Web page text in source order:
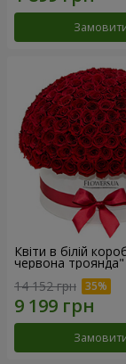
Квіти в білій
червона троянда"
14 152 грн